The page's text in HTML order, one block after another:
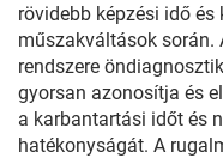
rövidebb képzési idő
műszakváltások során.
rendszere
gyorsan azonosítja és
a karbantartási időt és
hatékonyságát. A